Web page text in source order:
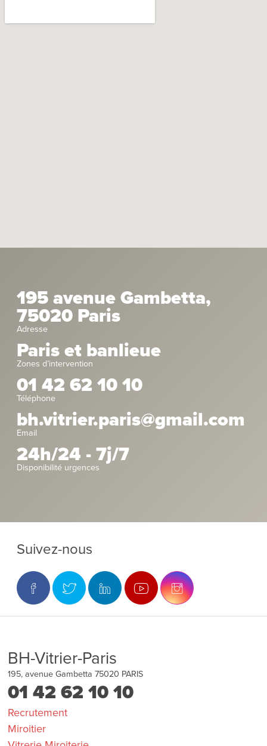
195 avenue Gambetta,
75020 Paris
Adresse
Paris et banlieue
Zones d’intervention
01 42 62 10 10
Téléphone
bh.vitrier.paris@gmail.com
Email
24h/24 - 7j/7
Disponibilité urgences
Suivez-nous
BH-Vitrier-Paris
195, avenue Gambetta 75020 PARIS
01 42 62 10 10
Recrutement
Miroitier